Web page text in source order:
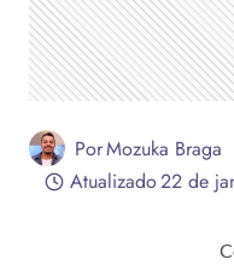
PorMozuka Braga
Atualizado22 de